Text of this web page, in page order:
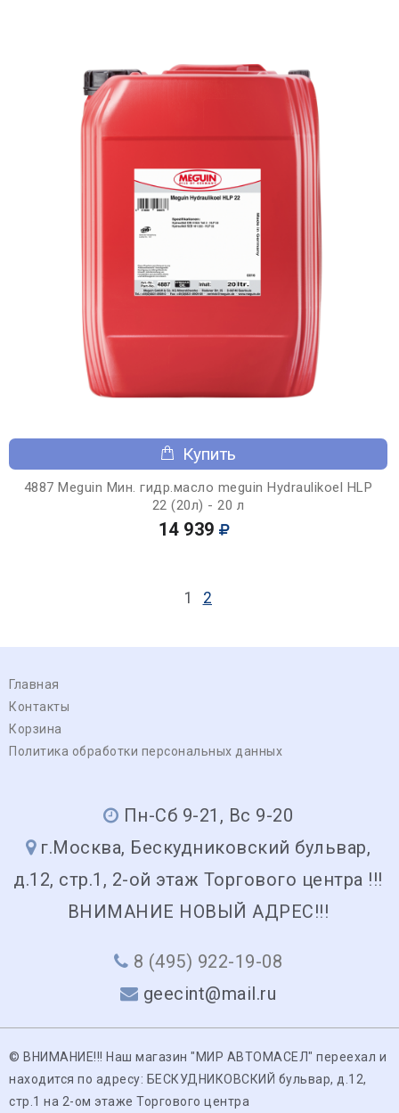
Купить
4887 Meguin Мин. гидр.масло meguin Hydraulikoel HLP
22 (20л) - 20 л
14 939
1 2
Главная
Контакты
Корзина
Политика обработки персональных данных
Пн-Сб 9-21, Вс 9-20
г.Москва, Бескудниковский бульвар,
д.12, стр.1, 2-ой этаж Торгового центра !!!
ВНИМАНИЕ НОВЫЙ АДРЕС!!!
8 (495) 922-19-08
geecint@mail.ru
© ВНИМАНИЕ!!! Наш магазин "МИР АВТОМАСЕЛ" переехал и
находится по адресу: БЕСКУДНИКОВСКИЙ бульвар, д.12,
стр.1 на 2-ом этаже Торгового центра